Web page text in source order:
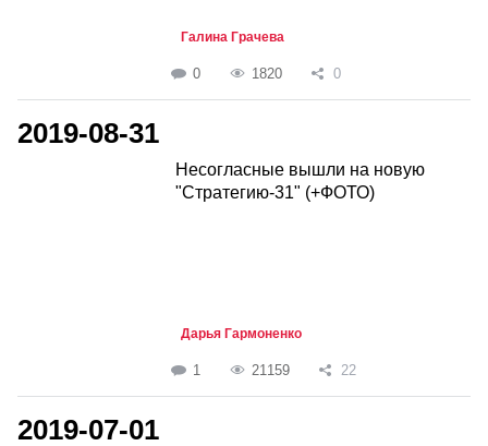
Галина Грачева
0 1820 0
2019-08-31
Несогласные вышли на новую
"Стратегию-31" (+ФОТО)
Дарья Гармоненко
1 21159 22
2019-07-01